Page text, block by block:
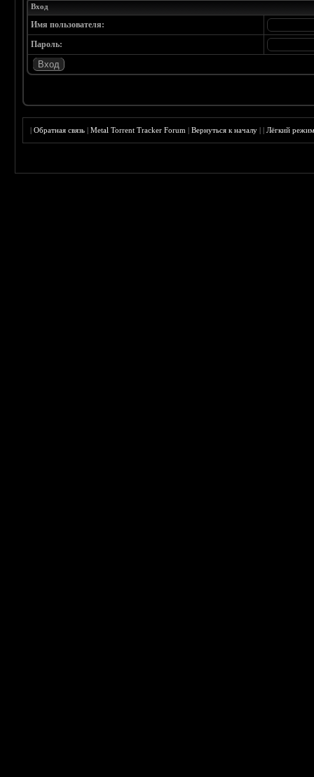
Вход
Имя пользователя:
Пароль:
|Обратная связь |Metal Torrent Tracker Forum |Вернуться к началу ||Лёгкий